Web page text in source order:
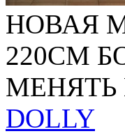
НОВАЯ
220СМ
DOLLY